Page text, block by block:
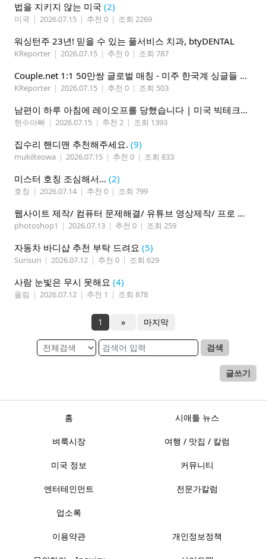
법을 지키지 않는 미국 (2)
미국 | 2026.07.15 | 추천 0 | 조회 2269
워싱턴주 23년! 믿을 수 있는 풀서비스 치과, btyDENTAL
KReporter | 2026.07.15 | 추천 0 | 조회 787
Couple.net 1:1 50만쌍 글로벌 매칭 - 미주 한국계 싱글들 모이세요
KReporter | 2026.07.15 | 추천 0 | 조회 503
남편이 하루 아침에 레이오프를 당했습니다 | 미국 빅테크의 현실
현수아빠 | 2026.07.15 | 추천 2 | 조회 1393
집수리 핸디맨 추천해주세요. (9)
mukilteowa | 2026.07.15 | 추천 0 | 조회 833
미스터 호칭 조심해서... (2)
호칭 | 2026.07.14 | 추천 0 | 조회 799
웹사이트 제작/ 컴퓨터 문제해결/ 유튜브 영상제작/ 프로 사진촬영
photoshop1 | 2026.07.13 | 추천 0 | 조회 259
자동차 바디샵 추천 부탁 드려요 (5)
Surisuri | 2026.07.12 | 추천 0 | 조회 629
사람 눈빛은 무시 못해요 (4)
올림 | 2026.07.12 | 추천 1 | 조회 878
1 » 마지막
검색
글쓰기
홈 시애틀 뉴스
벼룩시장 여행 / 맛집 / 칼럼
미국 정보 커뮤니티
엔터테인먼트 전문가칼럼
업소록
이용약관 개인정보정책